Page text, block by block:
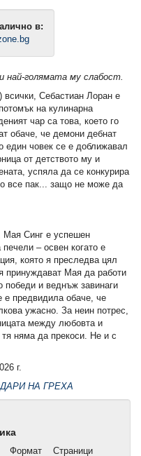
в:
най-голямата му слабост.
всички, Себастиан Лоран е
на кулинарна
чар са това, което го
обаче, че демони дебнат
един човек се е доближавал
от детството му и
успяла да се конкурира
все пак... защо не може да
Мая Синг е успешен
– освен когато е
която я преследва цял
принуждават Мая да работи
победи и веднъж завинаги
е предвидила обаче, че
ужасно. За неин потрес,
между любовта и
тя няма да прекоси. Не и с
г.
НА ГРЕХА
Формат Страници